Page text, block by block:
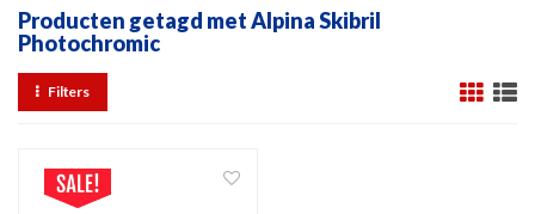
Producten getagd met Alpina Skibril
Photochromic
Filters